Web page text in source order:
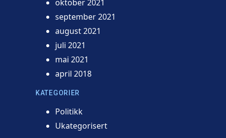
oktober 2021
september 2021
august 2021
juli 2021
mai 2021
april 2018
KATEGORIER
Politikk
Ukategorisert